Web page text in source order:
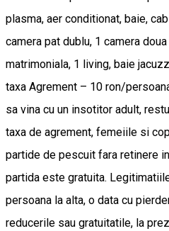
plasma, aer conditionat, baie,
camera pat dublu, 1 camera
matrimoniala, 1 living, baie
taxa Agrement – 10 ron/
sa vina cu un insotitor adult,
taxa de agrement, femeiile si
partide de pescuit fara retinere
partida este gratuita.
persoana la alta, o data cu
reducerile sau gratuitatile, la